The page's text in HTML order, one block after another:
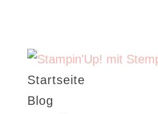
Startseite
Blog